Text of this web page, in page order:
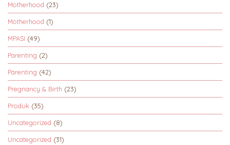
Motherhood (23)
Motherhood (1)
MPASI (49)
Parenting (2)
Parenting (42)
Pregnancy & Birth (23)
Produk (35)
Uncategorized (8)
Uncategorized (31)